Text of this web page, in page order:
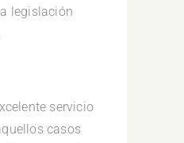
legislación
servicio
casos